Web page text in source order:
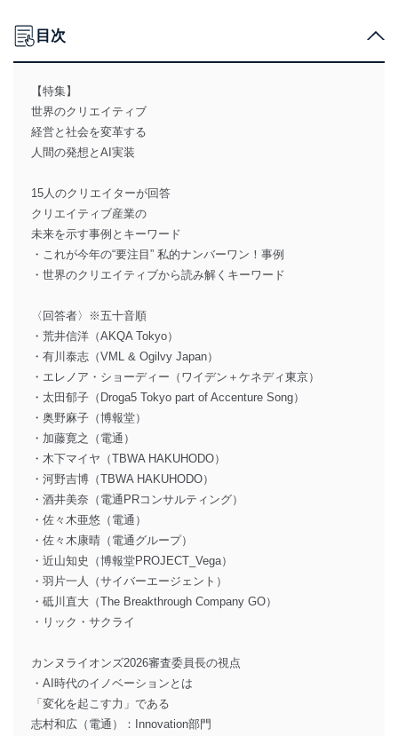
目次
【特集】
世界のクリエイティブ
経営と社会を変革する
人間の発想とAI実装
15人のクリエイターが回答
クリエイティブ産業の
未来を示す事例とキーワード
・これが今年の“要注目” 私的ナンバーワン！事例
・世界のクリエイティブから読み解くキーワード
〈回答者〉※五十音順
・荒井信洋（AKQA Tokyo）
・有川泰志（VML & Ogilvy Japan）
・エレノア・ショーディー（ワイデン＋ケネディ東京）
・太田郁子（Droga5 Tokyo part of Accenture Song）
・奥野麻子（博報堂）
・加藤寛之（電通）
・木下マイヤ（TBWA HAKUHODO）
・河野吉博（TBWA HAKUHODO）
・酒井美奈（電通PRコンサルティング）
・佐々木亜悠（電通）
・佐々木康晴（電通グループ）
・近山知史（博報堂PROJECT_Vega）
・羽片一人（サイバーエージェント）
・砥川直大（The Breakthrough Company GO）
・リック・サクライ
カンヌライオンズ2026審査委員長の視点
・AI時代のイノベーションとは
「変化を起こす力」である
志村和広（電通）：Innovation部門